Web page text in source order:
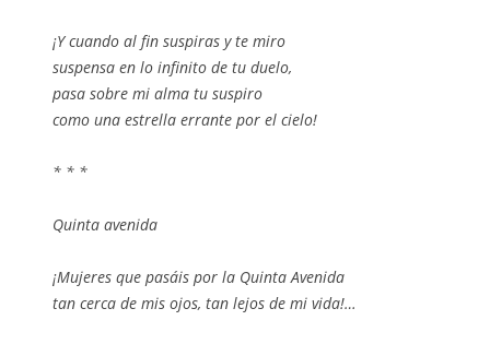
¡Y cuando al fin suspiras y te miro
suspensa en lo infinito de tu duelo,
pasa sobre mi alma tu suspiro
como una estrella errante por el cielo!
* * *
Quinta avenida
¡Mujeres que pasáis por la Quinta Avenida
tan cerca de mis ojos, tan lejos de mi vida!…